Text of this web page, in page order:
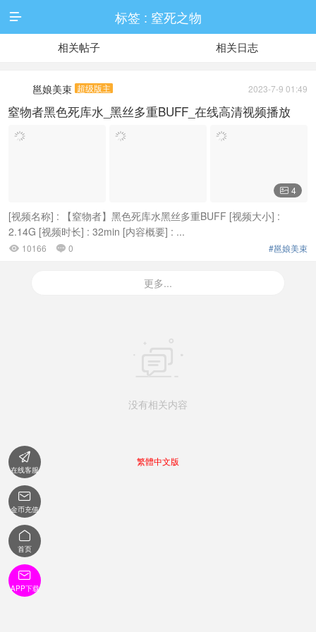
 标签 : 窒死之物
相关帖子 相关日志
2023-7-9 01:49
邕娘美束 超级版主
窒物者黑色死库水_黑丝多重BUFF_在线高清视频播放
 4
[视频名称] : 【窒物者】黑色死库水黑丝多重BUFF [视频大小] :
2.14G [视频时长] : 32min [内容概要] : ...
#邕娘美束
 10166  0
更多...
没有相关内容
繁體中文版

在线客服

金币充值

首页

APP下载